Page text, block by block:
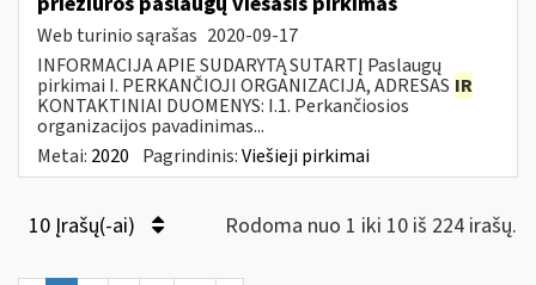
Web turinio sąrašas 2020-09-17
INFORMACIJA APIE SUDARYTĄ SUTARTĮ Paslaugų
pirkimai I. PERKANČIOJI ORGANIZACIJA, ADRESAS IR
KONTAKTINIAI DUOMENYS: I.1. Perkančiosios
organizacijos pavadinimas...
Metai: 2020 Pagrindinis:Viešieji pirkimai
10 Įrašų(-ai) Rodoma nuo 1 iki 10 iš 224 irašų.